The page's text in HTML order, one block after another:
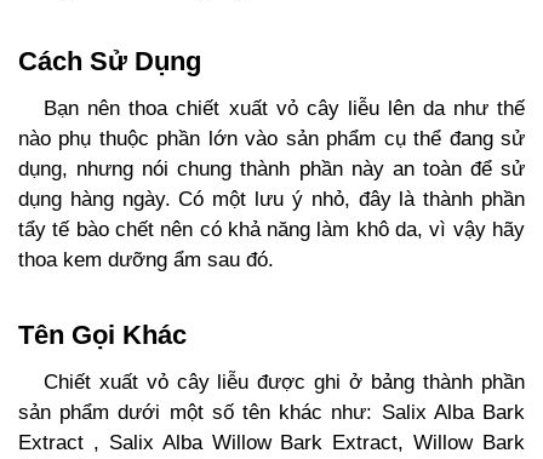
Cách Sử Dụng
Bạn nên thoa chiết xuất vỏ cây liễu lên da như thế
nào phụ thuộc phần lớn vào sản phẩm cụ thể đang sử
dụng, nhưng nói chung thành phần này an toàn để sử
dụng hàng ngày. Có một lưu ý nhỏ, đây là thành phần
tẩy tế bào chết nên có khả năng làm khô da, vì vậy hãy
thoa kem dưỡng ẩm sau đó.
Tên Gọi Khác
Chiết xuất vỏ cây liễu được ghi ở bảng thành phần
sản phẩm dưới một số tên khác như: Salix Alba Bark
Extract , Salix Alba Willow Bark Extract, Willow Bark